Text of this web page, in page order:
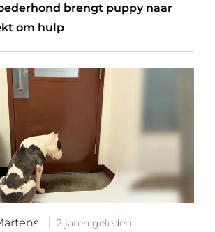
brengt puppy naar
om hulp
2 jaren geleden